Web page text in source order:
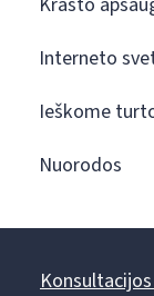
Interneto
Ieškome
Nuorodos